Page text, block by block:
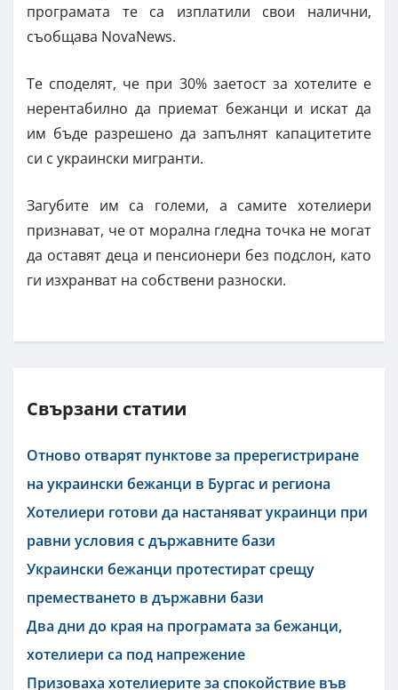
програмата те са изплатили свои налични,
съобщава NovaNews.
Те споделят, че при 30% заетост за хотелите е
нерентабилно да приемат бежанци и искат да
им бъде разрешено да запълнят капацитетите
си с украински мигранти.
Загубите им са големи, а самите хотелиери
признават, че от морална гледна точка не могат
да оставят деца и пенсионери без подслон, като
ги изхранват на собствени разноски.
Свързани статии
Отново отварят пунктове за пререгистриране
на украински бежанци в Бургас и региона
Хотелиери готови да настаняват украинци при
равни условия с държавните бази
Украински бежанци протестират срещу
преместването в държавни бази
Два дни до края на програмата за бежанци,
хотелиери са под напрежение
Призоваха хотелиерите за спокойствие във